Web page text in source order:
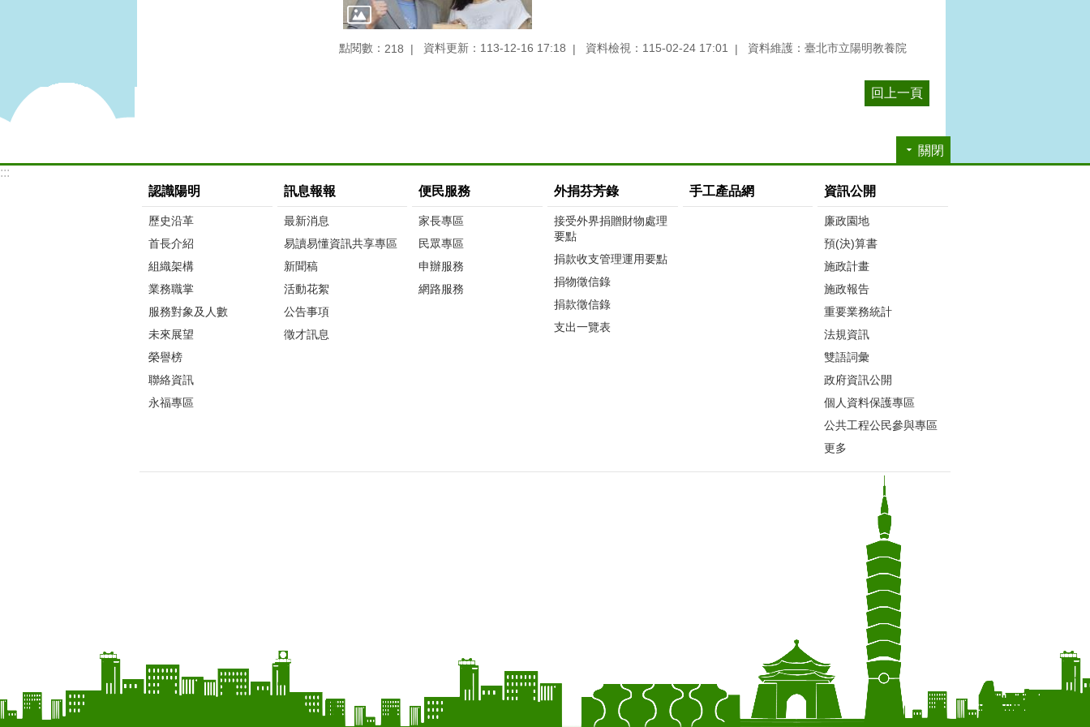
點閱數： 218 資料更新：113-12-16 17:18 資料檢視：115-02-24 17:01 資料維護：臺北市立陽明教養院
回上一頁
關閉
:::
認識陽明
歷史沿革
首長介紹
組織架構
業務職掌
服務對象及人數
未來展望
榮譽榜
聯絡資訊
永福專區
訊息報報
最新消息
易讀易懂資訊共享專區
新聞稿
活動花絮
公告事項
徵才訊息
便民服務
家長專區
民眾專區
申辦服務
網路服務
外捐芬芳錄
接受外界捐贈財物處理
要點
捐款收支管理運用要點
捐物徵信錄
捐款徵信錄
支出一覽表
手工產品網 資訊公開
廉政園地
預(決)算書
施政計畫
施政報告
重要業務統計
法規資訊
雙語詞彙
政府資訊公開
個人資料保護專區
公共工程公民參與專區
更多